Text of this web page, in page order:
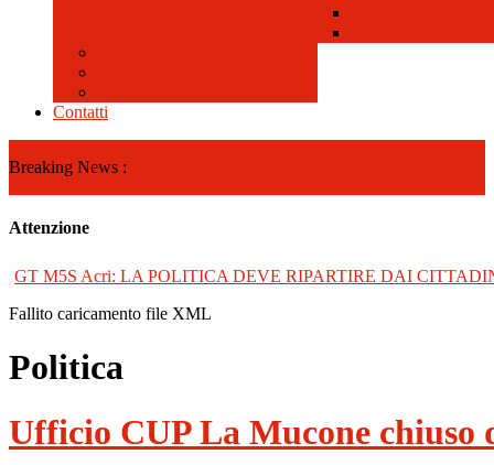
Contatti
Breaking News :
GT M5S Acri: LA POLITICA DEVE RIPARTIRE DAI
Attenzione
Fallito caricamento file XML
Politica
Ufficio CUP La Mucone chiuso